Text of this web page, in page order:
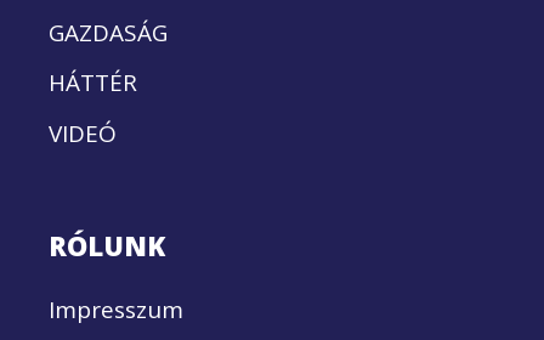
GAZDASÁG
HÁTTÉR
VIDEÓ
RÓLUNK
Impresszum